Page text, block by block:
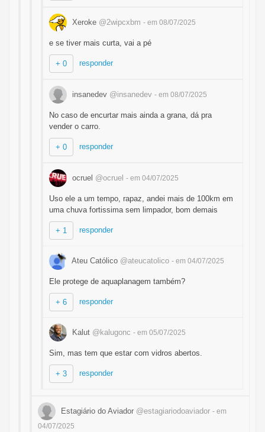
Xeroke @2wipcxbm - em 08/07/2025
e se tiver mais curta, vai a pé
+ 0 responder
insanedev @insanedev - em 08/07/2025
No caso de encurtar mais ainda a grana, dá pra
vender o carro.
+ 0 responder
ocruel @ocruel - em 04/07/2025
Uso ele a um tempo, rapaz, andei mais de 100km em
uma chuva fortissima sem limpador, bom demais
+ 1 responder
Ateu Católico @ateucatolico - em 04/07/2025
Ele protege de aquaplanagem também?
+ 6 responder
Kalut @kalugonc - em 05/07/2025
Sim, mas tem que estar com vidros abertos.
+ 3 responder
Estagiário do Aviador @estagiariodoaviador - em
04/07/2025